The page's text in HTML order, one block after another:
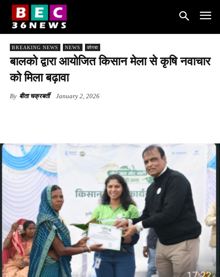
BREAKING NEWS NEWS कोरबा
बालको द्वारा आयोजित किसान मेला से कृषि नवाचार
को मिला बढ़ावा
By बीता चक्रबर्ती January 2, 2026